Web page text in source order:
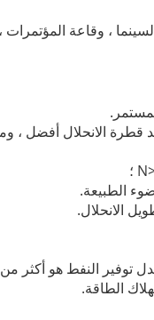
، وقاعة المؤتمرات
توفير النفط هو أكثر من 30 ٪.